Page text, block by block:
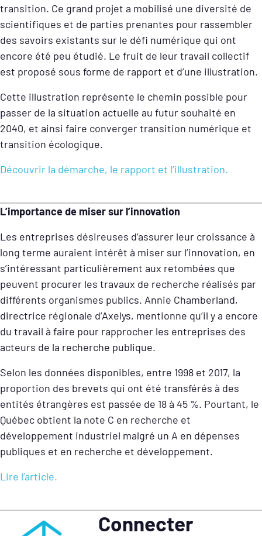
transition. Ce grand projet a mobilisé une diversité de
scientifiques et de parties prenantes pour rassembler
des savoirs existants sur le défi numérique qui ont
encore été peu étudié. Le fruit de leur travail collectif
est proposé sous forme de rapport et d’une illustration.
Cette illustration représente le chemin possible pour
passer de la situation actuelle au futur souhaité en
2040, et ainsi faire converger transition numérique et
transition écologique.
Découvrir la démarche, le rapport et l’illustration.
L’importance de miser sur l’innovation
Les entreprises désireuses d’assurer leur croissance à
long terme auraient intérêt à miser sur l’innovation, en
s’intéressant particulièrement aux retombées que
peuvent procurer les travaux de recherche réalisés par
différents organismes publics. Annie Chamberland,
directrice régionale d’Axelys, mentionne qu’il y a encore
du travail à faire pour rapprocher les entreprises des
acteurs de la recherche publique.
Selon les données disponibles, entre 1998 et 2017, la
proportion des brevets qui ont été transférés à des
entités étrangères est passée de 18 à 45 %. Pourtant, le
Québec obtient la note C en recherche et
développement industriel malgré un A en dépenses
publiques et en recherche et développement.
Lire l’article.
Connecter